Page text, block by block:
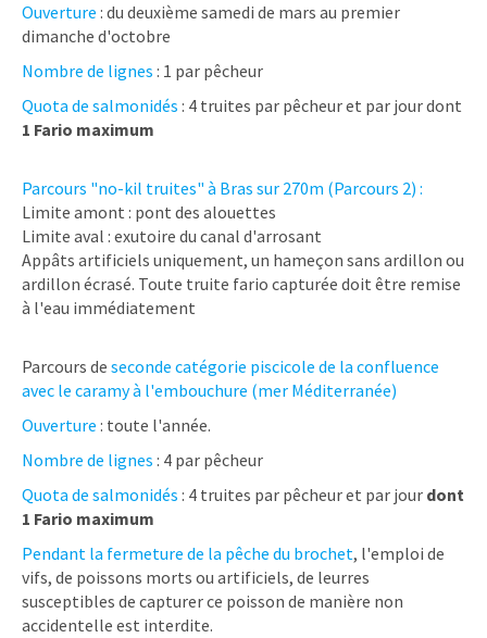
Ouverture : du deuxième samedi de mars au premier
dimanche d'octobre
Nombre de lignes : 1 par pêcheur
Quota de salmonidés : 4 truites par pêcheur et par jour dont
1 Fario maximum
Parcours "no-kil truites" à Bras sur 270m (Parcours 2) :
Limite amont : pont des alouettes
Limite aval : exutoire du canal d'arrosant
Appâts artificiels uniquement, un hameçon sans ardillon ou
ardillon écrasé. Toute truite fario capturée doit être remise
à l'eau immédiatement
Parcours de seconde catégorie piscicole de la confluence
avec le caramy à l'embouchure (mer Méditerranée)
Ouverture : toute l'année.
Nombre de lignes : 4 par pêcheur
Quota de salmonidés : 4 truites par pêcheur et par jour dont
1 Fario maximum
Pendant la fermeture de la pêche du brochet, l'emploi de
vifs, de poissons morts ou artificiels, de leurres
susceptibles de capturer ce poisson de manière non
accidentelle est interdite.